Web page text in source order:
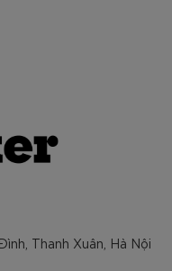
Thanh Xuân, Hà Nội